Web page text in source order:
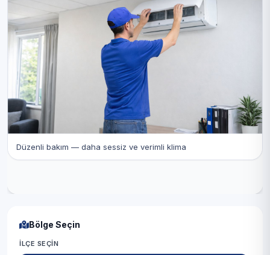
Düzenli bakım — daha sessiz ve verimli klima
Bölge Seçin
İLÇE SEÇIN